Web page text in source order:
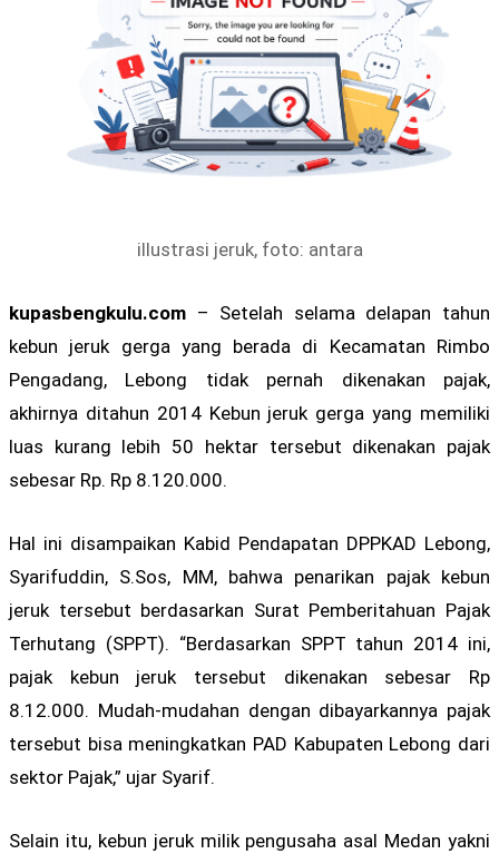
illustrasi jeruk, foto: antara
kupasbengkulu.com – Setelah selama delapan tahun
kebun jeruk gerga yang berada di Kecamatan Rimbo
Pengadang, Lebong tidak pernah dikenakan pajak,
akhirnya ditahun 2014 Kebun jeruk gerga yang memiliki
luas kurang lebih 50 hektar tersebut dikenakan pajak
sebesar Rp. Rp 8.120.000.
Hal ini disampaikan Kabid Pendapatan DPPKAD Lebong,
Syarifuddin, S.Sos, MM, bahwa penarikan pajak kebun
jeruk tersebut berdasarkan Surat Pemberitahuan Pajak
Terhutang (SPPT). “Berdasarkan SPPT tahun 2014 ini,
pajak kebun jeruk tersebut dikenakan sebesar Rp
8.12.000. Mudah-mudahan dengan dibayarkannya pajak
tersebut bisa meningkatkan PAD Kabupaten Lebong dari
sektor Pajak,” ujar Syarif.
Selain itu, kebun jeruk milik pengusaha asal Medan yakni